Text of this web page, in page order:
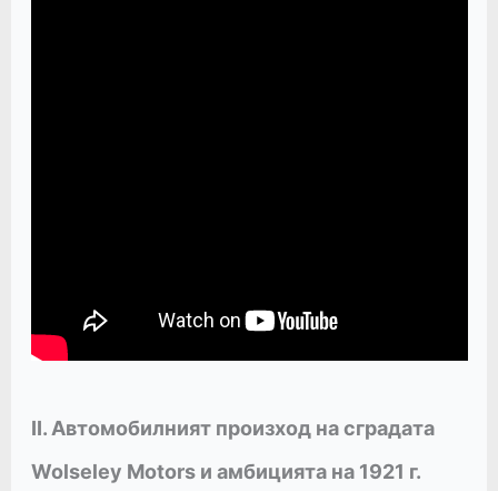
II. Автомобилният произход на сградата
Wolseley Motors и амбицията на 1921 г.